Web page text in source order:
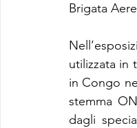
Brigata
utilizzata in
in Congo
stemma
dagli